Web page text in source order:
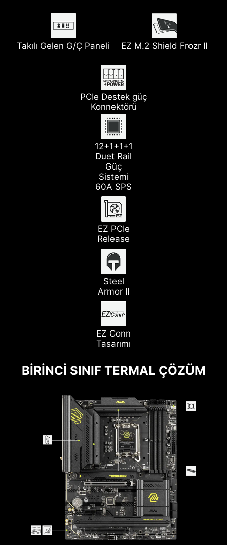
Takılı Gelen G/Ç Paneli EZ M.2 Shield Frozr II
PCIe Destek güç
Konnektörü
12+1+1+1
Duet Rail
Güç
Sistemi
60A SPS
EZ PCIe
Release
Steel
Armor II
EZ Conn
Tasarımı
BIRINCI SINIF TERMAL ÇÖZÜM